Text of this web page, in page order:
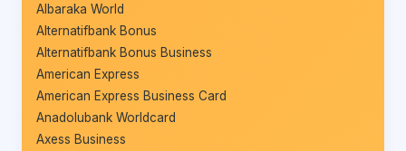
Albaraka World
Alternatifbank Bonus
Alternatifbank Bonus Business
American Express
American Express Business Card
Anadolubank Worldcard
Axess Business